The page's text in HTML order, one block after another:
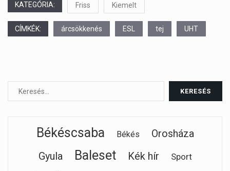
KATEGÓRIA: Friss Kiemelt
CÍMKÉK: árcsökkenés ESL tej UHT
Békéscsaba Békés
Orosháza
Gyula
Baleset Kék hír Sport